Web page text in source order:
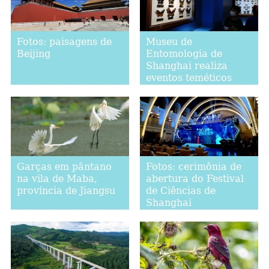
Fotos: paisagens de
Beijing
Museu de
Entomologia de
Shanghai realiza
eventos teméticos
Ciências
Garças em pântano
na vila de Maba,
província de Jiangsu
Fotos: cerimônia de
abertura do Festival
de Ciências de
Shanghai